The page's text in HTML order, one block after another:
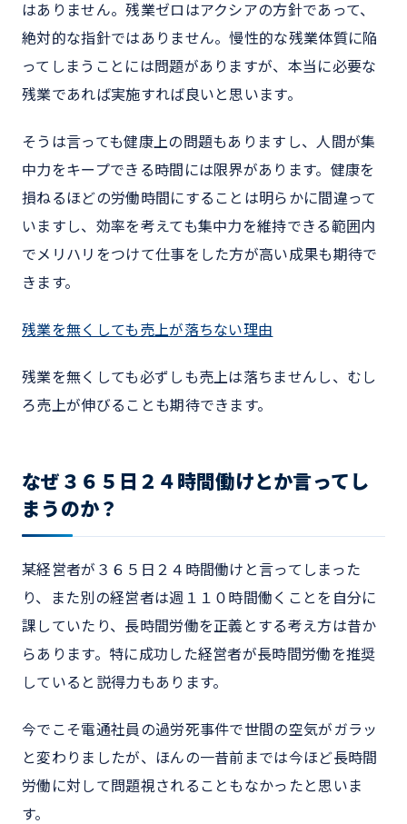
はありません。残業ゼロはアクシアの方針であって、
絶対的な指針ではありません。慢性的な残業体質に陥
ってしまうことには問題がありますが、本当に必要な
残業であれば実施すれば良いと思います。
そうは言っても健康上の問題もありますし、人間が集
中力をキープできる時間には限界があります。健康を
損ねるほどの労働時間にすることは明らかに間違って
いますし、効率を考えても集中力を維持できる範囲内
でメリハリをつけて仕事をした方が高い成果も期待で
きます。
残業を無くしても売上が落ちない理由
残業を無くしても必ずしも売上は落ちませんし、むし
ろ売上が伸びることも期待できます。
なぜ３６５日２４時間働けとか言ってし
まうのか？
某経営者が３６５日２４時間働けと言ってしまった
り、また別の経営者は週１１０時間働くことを自分に
課していたり、長時間労働を正義とする考え方は昔か
らあります。特に成功した経営者が長時間労働を推奨
していると説得力もあります。
今でこそ電通社員の過労死事件で世間の空気がガラッ
と変わりましたが、ほんの一昔前までは今ほど長時間
労働に対して問題視されることもなかったと思いま
す。